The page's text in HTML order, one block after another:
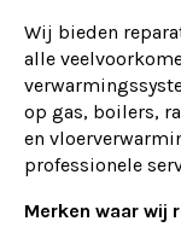
Wij bieden
alle
op gas, boilers,
en
professionele
Merken waar wij